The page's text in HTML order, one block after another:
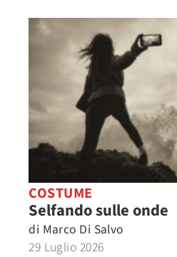
COSTUME
Selfando sulle onde
di Marco Di Salvo
29 Luglio 2026